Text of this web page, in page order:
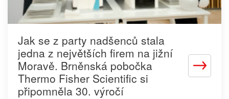
Jak se z party nadšenců stala
jedna z největších firem na jižní
Moravě. Brněnská pobočka
Thermo Fisher Scientific si
připomněla 30. výročí
Zjistit
více